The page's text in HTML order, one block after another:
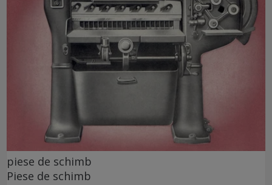
piese de schimb
Piese de schimb